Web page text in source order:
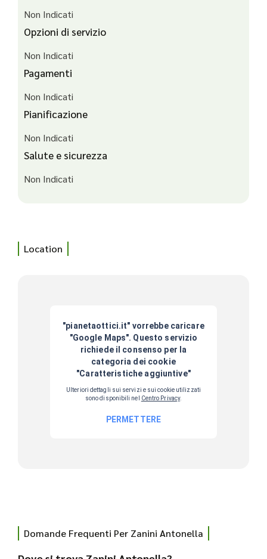
Non Indicati
Opzioni di servizio
Non Indicati
Pagamenti
Non Indicati
Pianificazione
Non Indicati
Salute e sicurezza
Non Indicati
Location
Domande Frequenti Per Zanini Antonella